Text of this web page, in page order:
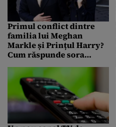
Primul conflict dintre
familia lui Meghan
Markle și Prințul Harry?
Cum răspunde sora
acestuia